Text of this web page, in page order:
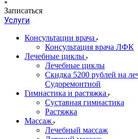
Записаться
Услуги
Консультации врача
Консультация врача ЛФК
Лечебные циклы
Лечебные циклы
Скидка 5200 рублей на
Судоремонтной
Гимнастика и растяжка
Суставная гимнастика
Растяжка
Массаж
Лечебный массаж